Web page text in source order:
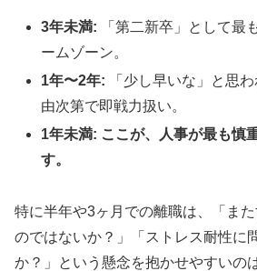
3年未満: 「第二新卒」として最
ームゾーン。
1年〜2年: 「少し早いな」と思
由次第で即戦力扱い。
1年未満: ここが、人事が最も慎
す。
特に半年や3ヶ月での離職は、「ま
のではないか？」「ストレス耐性に
か？」という懸念を抱かせやすいの